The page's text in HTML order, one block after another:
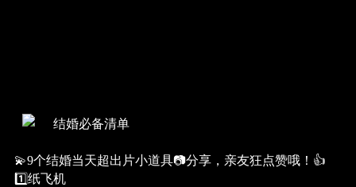
结婚必备清单
💫9个结婚当天超出片小道具📷分享，亲友狂点赞哦！👍
1️⃣纸飞机